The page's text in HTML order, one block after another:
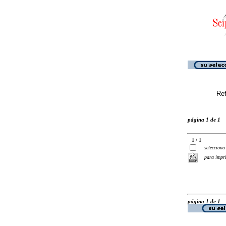
página 1 de 1
1 / 1
selecciona
para
página 1 de 1